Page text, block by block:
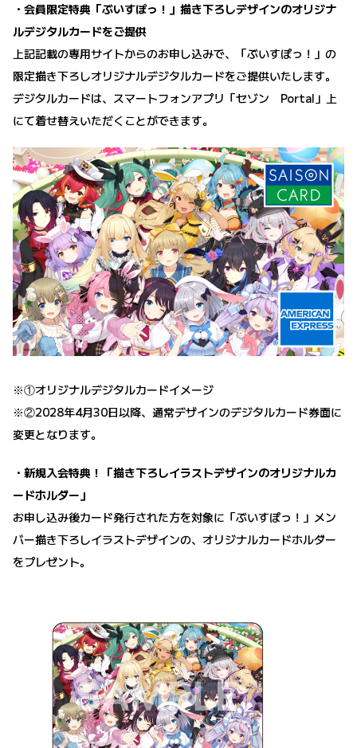
・会員限定特典「ぶいすぽっ！」描き下ろしデザインのオリジナ
ルデジタルカードをご提供
上記記載の専用サイトからのお申し込みで、「ぶいすぽっ！」の
限定描き下ろしオリジナルデジタルカードをご提供いたします。
デジタルカードは、スマートフォンアプリ「セゾン Portal」上
にて着せ替えいただくことができます。
※①オリジナルデジタルカードイメージ
※②2028年4月30日以降、通常デザインのデジタルカード券面に
変更となります。
・新規入会特典！「描き下ろしイラストデザインのオリジナルカ
ードホルダー」
お申し込み後カード発行された方を対象に「ぶいすぽっ！」メン
バー描き下ろしイラストデザインの、オリジナルカードホルダー
をプレゼント。